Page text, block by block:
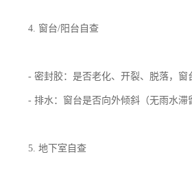
4. 窗台/阳台自查
- 密封胶：是否老化、开裂、脱落，窗
- 排水：窗台是否向外倾斜（无雨水滞
5. 地下室自查